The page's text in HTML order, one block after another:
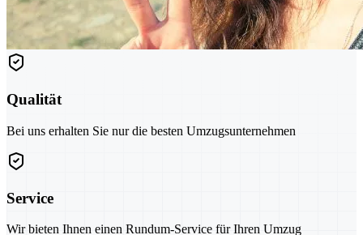
Qualität
Bei uns erhalten Sie nur die besten Umzugsunternehmen
Service
Wir bieten Ihnen einen Rundum-Service für Ihren Umzug